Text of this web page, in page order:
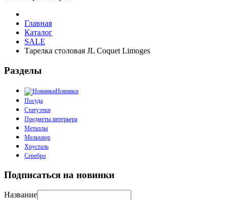
Главная
Каталог
SALE
Тарелка столовая JL Coquet Limoges
Разделы
Новинки
Посуда
Статуэтки
Предметы интерьера
Металлы
Мельхиор
Хрусталь
Серебро
Подписаться на новинки
Название